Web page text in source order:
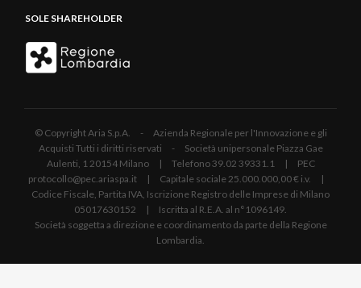
SOLE SHAREHOLDER
© Copyright Aria S.p.A. - Azienda Regionale per l'Innovazione e gli
Acquisti Tutti i diritti riservati - Società unipersonale Piazza Gae
Aulenti, 1 20154 Milano | Telefono 39.02 39331.1 | PEC
protocollo@pec.ariaspa.it | Capitale sociale 25.000.000,00 € i.v. |
Codice Fiscale, Partita IVA, Iscrizione Registro delle Imprese di Milano
05017630152 | Iscritta al R.E.A. al n°1096149.
Società soggetta a direzione e coordinamento da parte della Regione
Lombardia.